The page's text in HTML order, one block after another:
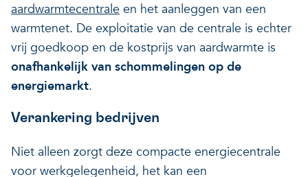
aardwarmtecentrale en het aanleggen van een
warmtenet. De exploitatie van de centrale is echter
vrij goedkoop en de kostprijs van aardwarmte is
onafhankelijk van schommelingen op de
energiemarkt.
Verankering bedrijven
Niet alleen zorgt deze compacte energiecentrale
voor werkgelegenheid, het kan een